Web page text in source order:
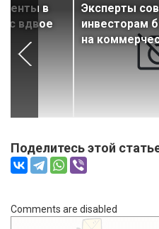
в
вдвое
Эксперты
инвесторам
на
Поделитесь этой
Comments are disabled